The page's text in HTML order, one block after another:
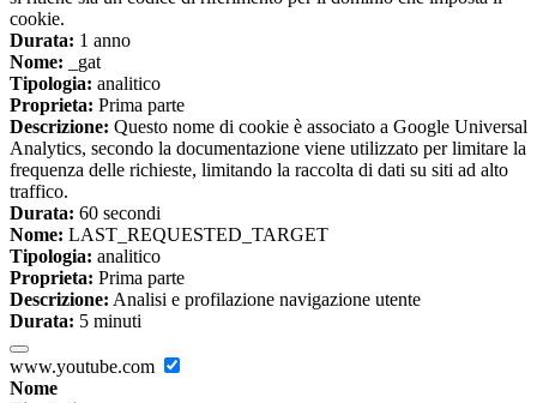
cookie.
Durata: 1 anno
Nome: _gat
Tipologia: analitico
Proprieta: Prima parte
Descrizione: Questo nome di cookie è associato a Google Universal
Analytics, secondo la documentazione viene utilizzato per limitare la
frequenza delle richieste, limitando la raccolta di dati su siti ad alto
traffico.
Durata: 60 secondi
Nome: LAST_REQUESTED_TARGET
Tipologia: analitico
Proprieta: Prima parte
Descrizione: Analisi e profilazione navigazione utente
Durata: 5 minuti
www.youtube.com
Nome